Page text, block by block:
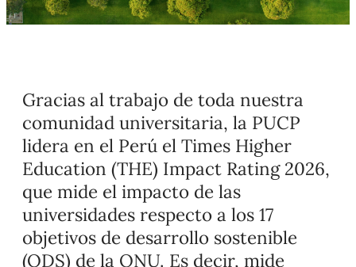
Gracias al trabajo de toda nuestra
comunidad universitaria, la PUCP
lidera en el Perú el Times Higher
Education (THE) Impact Rating 2026,
que mide el impacto de las
universidades respecto a los 17
objetivos de desarrollo sostenible
(ODS) de la ONU. Es decir, mide